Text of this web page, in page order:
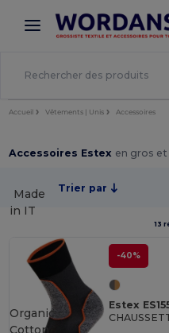
× Appli Wordans
Meilleurs prix sur l’app !
Accueil Vêtements | Unis Accessoires
Accessoires Estex en gros et
Trier par
13
Made
in IT
-40%
Estex
Organic
Cotton